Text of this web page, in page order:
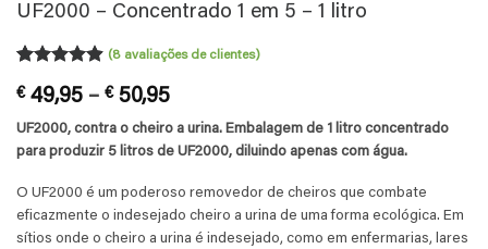
UF2000 – Concentrado 1 em 5 – 1 litro
com4.88
base em
classificações
(8avaliações de clientes)
€49,95 – €50,95Price
range:
€ 49,95
through
UF2000, contra o cheiro a urina. Embalagem de 1 litro concentrado
para produzir 5 litros de UF2000, diluindo apenas com água.
O UF2000 é um poderoso removedor de cheiros que combate
eficazmente o indesejado cheiro a urina de uma forma ecológica. Em
sítios onde o cheiro a urina é indesejado, como em enfermarias, lares